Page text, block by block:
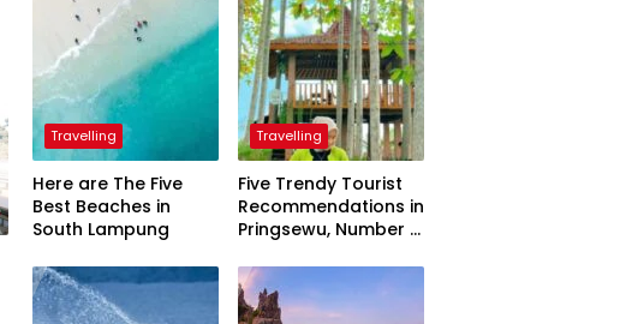
Travelling
Here are The Five
Best Beaches in
South Lampung
Travelling
Five Trendy Tourist
Recommendations in
Pringsewu, Number 3
President